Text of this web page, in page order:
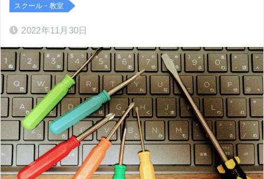
スクール・教室
2022年11月30日